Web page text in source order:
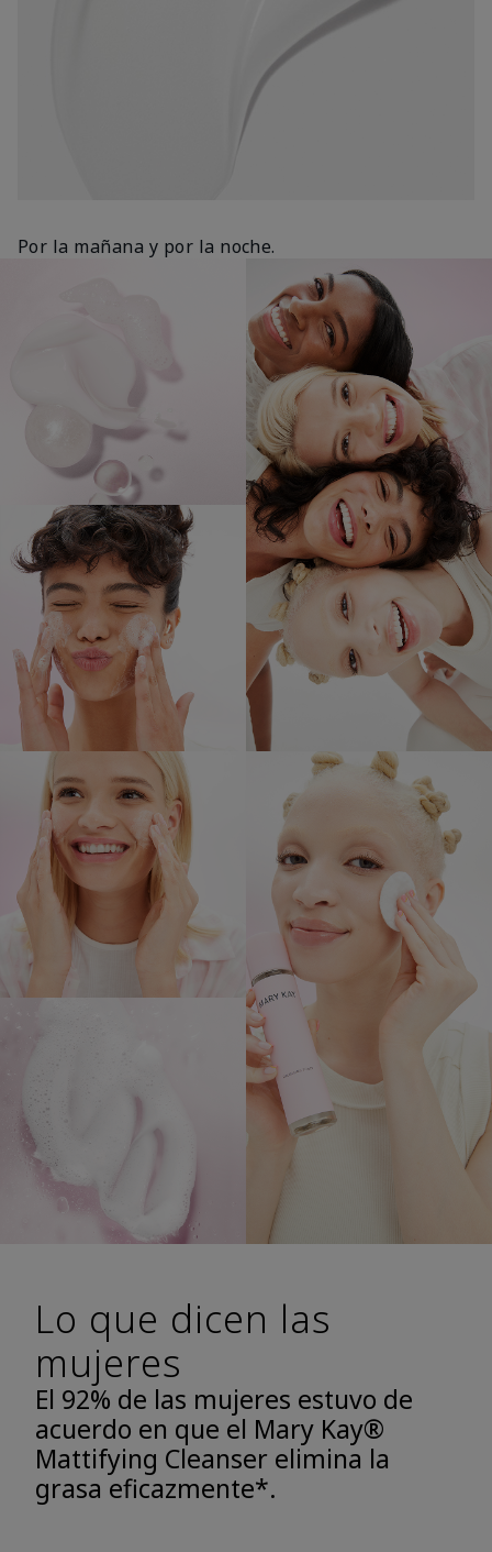
Por la mañana y por la noche.
Lo que dicen las
mujeres
El 92% de las mujeres estuvo de
acuerdo en que el Mary Kay®
Mattifying Cleanser elimina la
grasa eficazmente*.